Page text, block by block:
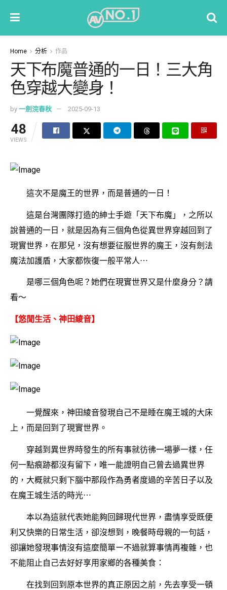
Home 分析 作品
天下布魔普通的一日！三大角
色穿越大變身！
by 一劍浣春秋 2025-09-13
48
VIEWS
這次不是魔王的世界，而是普通的一日！
這是台灣團隊打造的紳士手遊「天下布魔」，之所以
說普通的一日，就是因為有三個角色從異世界穿越回到了
現實世界，在那兒，沒有想要征服世界的魔王，沒有劍法
魔法加護盾，大家都恢復一般平常人⋯
是哪三個角色呢？她們在現實世界又是什麼身分？請
看〜
【悠閒生活、神田綾音】
一覺醒來，神田綾音發現自己不是睡在魔王城的大床
上，而是回到了現實世界。
穿越到異世界時發生的所有事就彷彿一場夢一樣，任
何一點痕跡都沒有留下，唯一能證明自己曾去過異世界
的，大概就只剩下腦中那段作為勇者度過的辛苦日子以及
在魔王城生活的時光⋯
本以為這就代表她能夠回歸現代世界，盡情享受既便
利又快樂的日常生活，卻沒想到，晚餐時母親的一句話，
卻讓她發現事情沒有這麼簡單ー不過就算事情再複雜，也
不能阻止自己去好好享用家鄉的各種美食：
在找到回到原本世界的真正原因之前，先去享受一頓